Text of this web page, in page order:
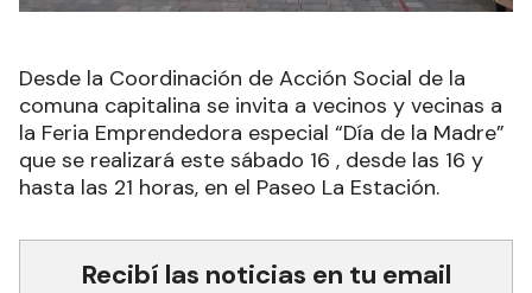
Desde la Coordinación de Acción Social de la
comuna capitalina se invita a vecinos y vecinas a
la Feria Emprendedora especial “Día de la Madre”
que se realizará este sábado 16 , desde las 16 y
hasta las 21 horas, en el Paseo La Estación.
Recibí las noticias en tu email